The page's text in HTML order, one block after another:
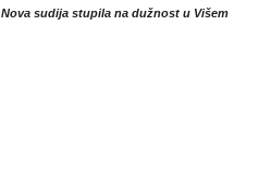
Nova sudija stupila na dužnost u Višem